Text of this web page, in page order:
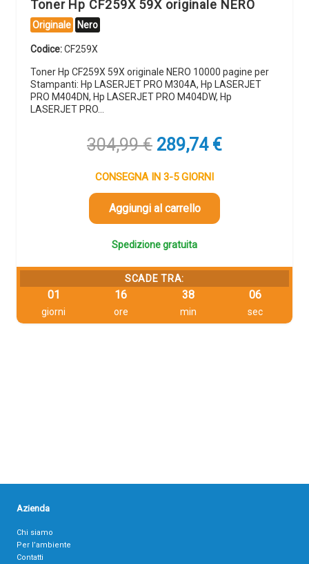
Toner Hp CF259X 59X originale NERO
Originale Nero
Codice:CF259X
Toner Hp CF259X 59X originale NERO 10000 pagine per
Stampanti: Hp LASERJET PRO M304A, Hp LASERJET
PRO M404DN, Hp LASERJET PRO M404DW, Hp
LASERJET PRO…
304,99€ Il
originale
era:
304,99 €.
289,74 €Il
CONSEGNA IN 3-5 GIORNI
Aggiungi al carrello
Spedizione gratuita
SCADE TRA:
01
giorni
16
ore
38
min
05
sec
Azienda
Chi siamo
Per l’ambiente
Contatti